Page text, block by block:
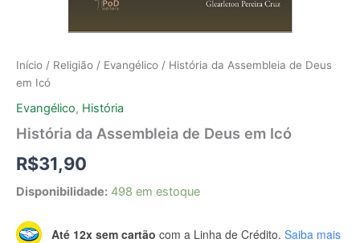
Início / Religião / Evangélico / História da Assembleia de Deus
em Icó
Evangélico, História
História da Assembleia de Deus em Icó
R$31,90
Disponibilidade: 498 em estoque
Até 12x sem cartão com a Linha de Crédito. Saiba mais